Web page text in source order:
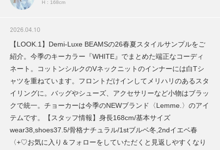
H：168cm
2026.04.10
【LOOK.1】Demi-Luxe BEAMSの26春夏スタイルサンプルをご
紹介。今季のキーカラー『WHITE』でまとめた端正なコーディ
ネート。コットンシルクのVネックニットのインナーには白Tシ
ャツを重ねています。フロントだけインしてメリハリのあるスタ
イリングに。バッグやシューズ、アクセサリーなど小物はブラッ
クで統一。チョーカーは今季のNEWブランド〈Lemme.〉のアイ
テムです。【スタッフ情報】身長168cm/基本サイズ
wear38,shoes37.5/骨格ナチュラル/1stブルベ冬,2ndイエベ春
〈+♡お気に入り＆フォローをしていただくと見返しやすくなり